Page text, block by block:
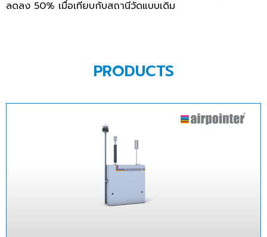
ลดลง 50% เมื่อเทียบกับสถานีวัดแบบเดิม
PRODUCTS